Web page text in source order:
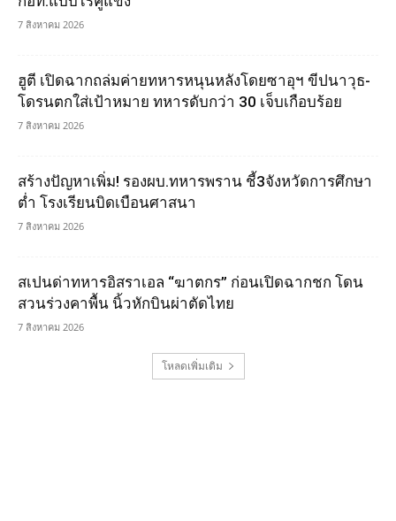
7 สิงหาคม 2026
ฮูตี เปิดฉากถล่มค่ายทหารหนุนหลังโดยซาอุฯ ขีปนาวุธ-
โดรนตกใส่เป้าหมาย ทหารดับกว่า 30 เจ็บเกือบร้อย
7 สิงหาคม 2026
สร้างปัญหาเพิ่ม! รองผบ.ทหารพราน ชี้3จังหวัดการศึกษา
ต่ำ โรงเรียนบิดเบือนศาสนา
7 สิงหาคม 2026
สเปนด่าทหารอิสราเอล “ฆาตกร” ก่อนเปิดฉากชก โดน
สวนร่วงคาพื้น นิ้วหักบินผ่าตัดไทย
7 สิงหาคม 2026
โหลดเพิ่มเติม